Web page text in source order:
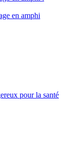
en amphi
pour la santé